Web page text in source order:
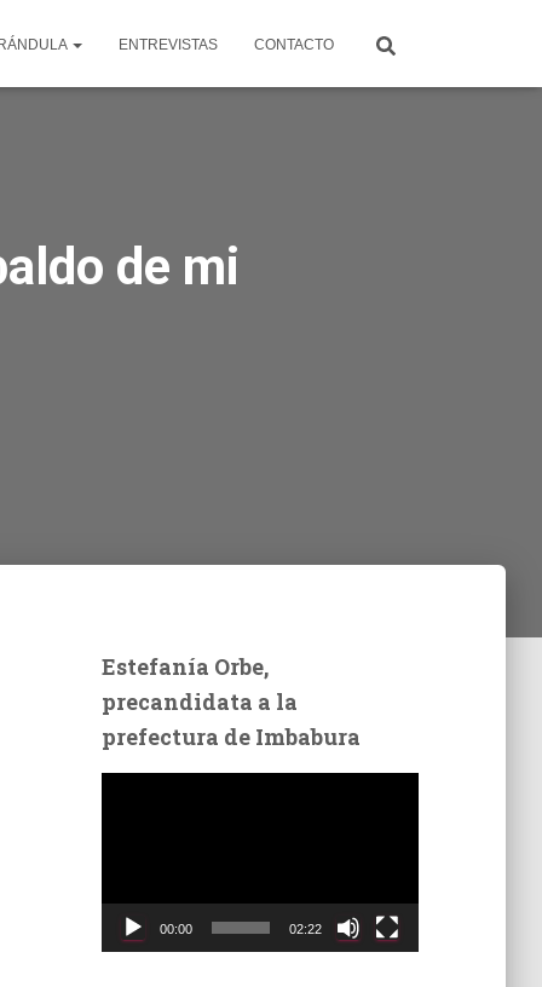
ENTREVISTAS CONTACTO
de mi
Estefanía Orbe,
precandidata a la
prefectura de Imbabura
00:00 02:22